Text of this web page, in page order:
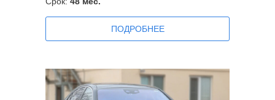
ПОДРОБНЕЕ